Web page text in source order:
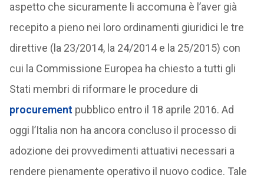
aspetto che sicuramente li accomuna è l’aver già
recepito a pieno nei loro ordinamenti giuridici le tre
direttive (la 23/2014, la 24/2014 e la 25/2015) con
cui la Commissione Europea ha chiesto a tutti gli
Stati membri di riformare le procedure di
procurement pubblico entro il 18 aprile 2016. Ad
oggi l’Italia non ha ancora concluso il processo di
adozione dei provvedimenti attuativi necessari a
rendere pienamente operativo il nuovo codice. Tale